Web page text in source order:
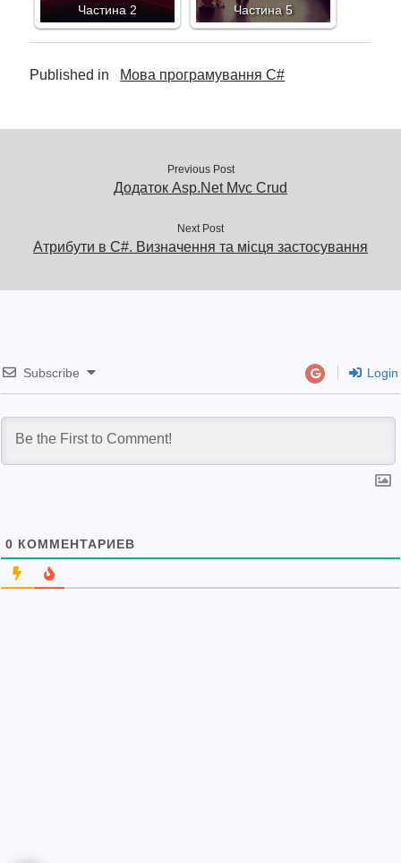
Частина 2
Частина 5
Published in Мова програмування C#
Previous Post
Додаток Asp.Net Mvc Crud
Next Post
Атрибути в C#. Визначення та місця застосування
Subscribe Login
0 КОММЕНТАРИЕВ